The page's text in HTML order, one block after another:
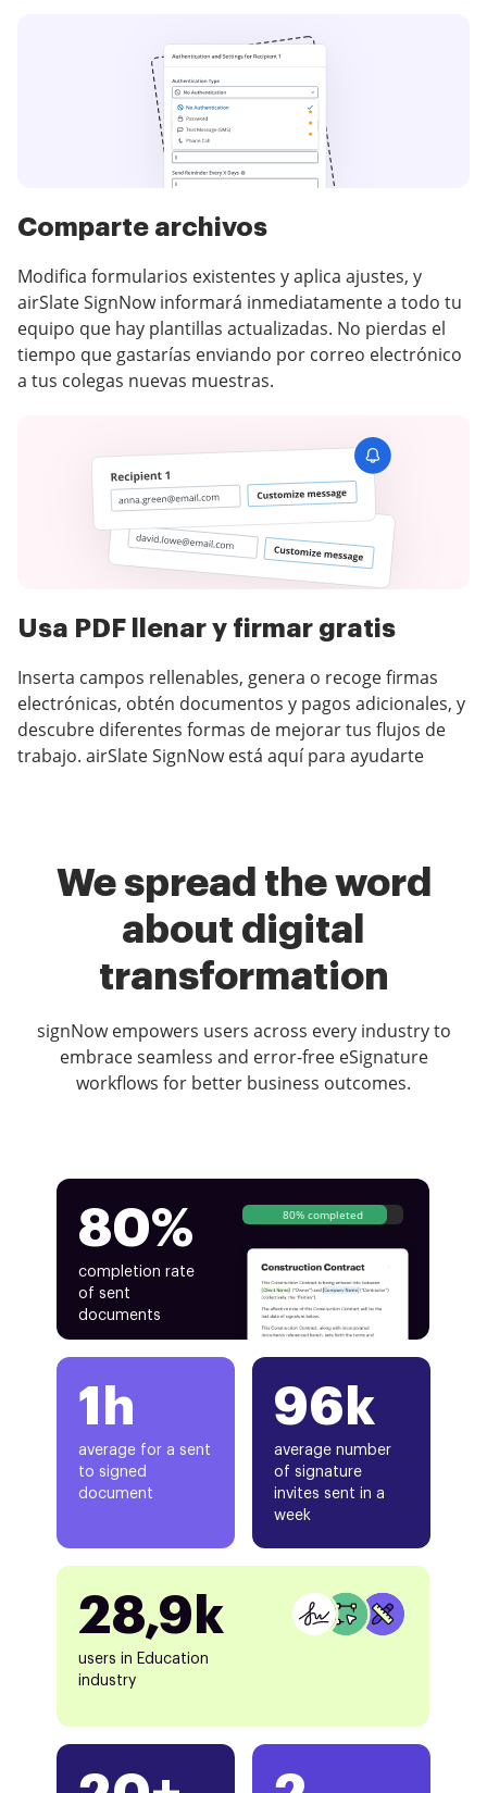
Comparte archivos
Modifica formularios existentes y aplica ajustes, y
airSlate SignNow informará inmediatamente a todo tu
equipo que hay plantillas actualizadas. No pierdas el
tiempo que gastarías enviando por correo electrónico
a tus colegas nuevas muestras.
Usa PDF llenar y firmar gratis
Inserta campos rellenables, genera o recoge firmas
electrónicas, obtén documentos y pagos adicionales, y
descubre diferentes formas de mejorar tus flujos de
trabajo. airSlate SignNow está aquí para ayudarte
We spread the word
about digital
transformation
signNow empowers users across every industry to
embrace seamless and error-free eSignature
workflows for better business outcomes.
80%
completion rate
of sent
documents
80% completed
1h
average for a sent
to signed
document
96k
average number
of signature
invites sent in a
week
28,9k
users in Education
industry